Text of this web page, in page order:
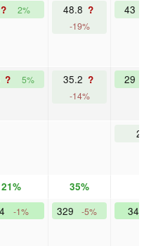
? 2% 48.8 ?
-19%
43
? 5% 35.2 ?
-14%
29
21% 35%
-1% 329 -5%